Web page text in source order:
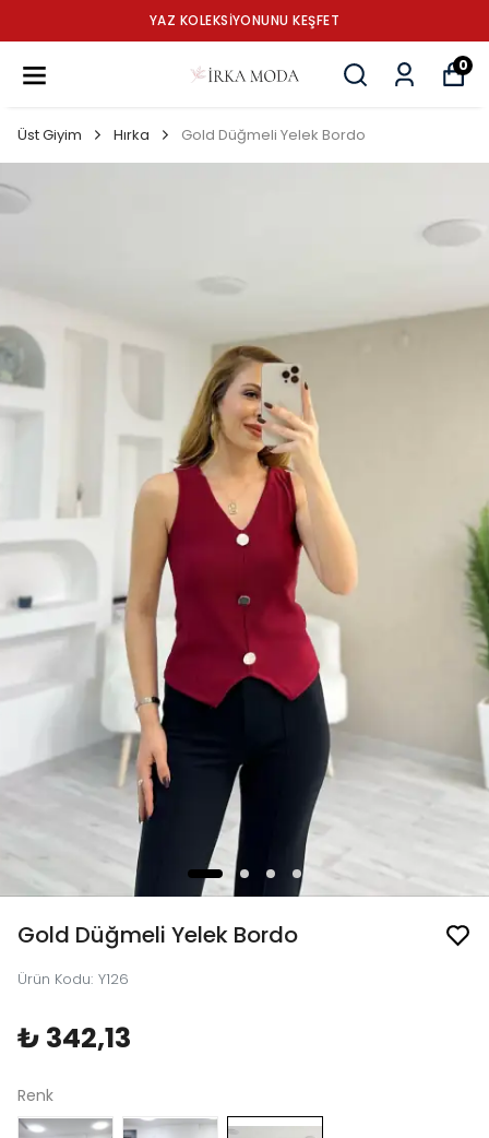
YAZ KOLEKSİYONUNU KEŞFET
0
Üst Giyim Hırka Gold Düğmeli Yelek Bordo
Gold Düğmeli Yelek Bordo
Ürün Kodu: Y126
₺ 342,13
Renk